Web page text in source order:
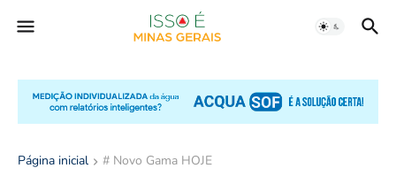
Página inicial # Novo Gama HOJE